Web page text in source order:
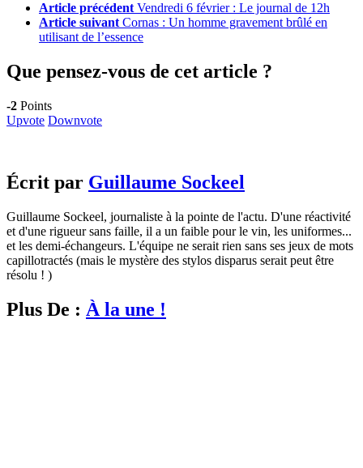
Article précédent Vendredi 6 février : Le journal de 12h
Article suivant Cornas : Un homme gravement brûlé en
utilisant de l’essence
Que pensez-vous de cet article ?
-2 Points
Upvote Downvote
Écrit par Guillaume Sockeel
Guillaume Sockeel, journaliste à la pointe de l'actu. D'une réactivité
et d'une rigueur sans faille, il a un faible pour le vin, les uniformes...
et les demi-échangeurs. L'équipe ne serait rien sans ses jeux de mots
capillotractés (mais le mystère des stylos disparus serait peut être
résolu ! )
Plus De : À la une !